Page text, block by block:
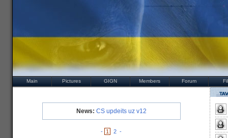
Main Pictures GIGN Members Forum
News: CS updeits uz v12
- 1 2 -